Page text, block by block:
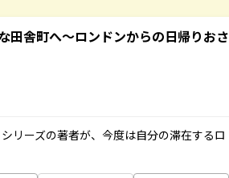
田舎町へ～ロンドンからの日帰りおさ
リーズの著者が、今度は自分の滞在するロ